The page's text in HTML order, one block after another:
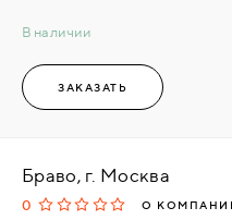
В наличии
ЗАКАЗАТЬ
Браво, г. Москва
0 О